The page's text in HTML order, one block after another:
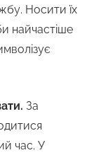
Носити їх
найчастіше
За
час. У